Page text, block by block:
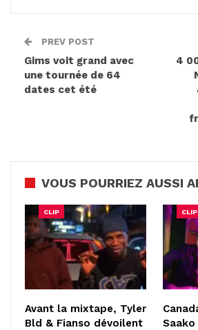
PREV POST
Gims voit grand avec
une tournée de 64
dates cet été
4
VOUS POURRIEZ AUSSI
CLIP
Avant la mixtape, Tyler
Bld & Fianso dévoilent
CLIP
Saako